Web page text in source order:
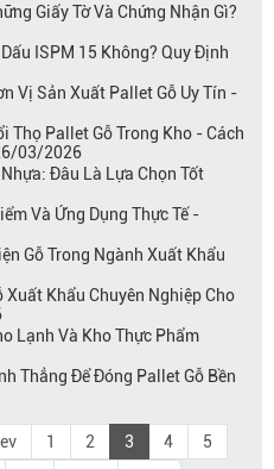
Giấy Tờ Và Chứng Nhận Gì?
ISPM 15 Không? Quy Định
Vị Sản Xuất Pallet Gỗ Uy Tín -
Thọ Pallet Gỗ Trong Kho - Cách
03/2026
Đâu Là Lựa Chọn Tốt
Và Ứng Dụng Thực Tế -
Gỗ Trong Ngành Xuất Khẩu
Xuất Khẩu Chuyên Nghiệp Cho
Lạnh Và Kho Thực Phẩm
Thẳng Để Đóng Pallet Gỗ Bền
1 2 3 4
5